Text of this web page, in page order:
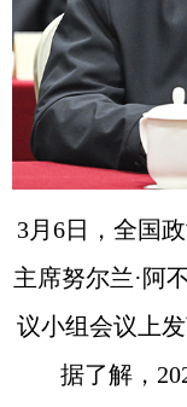
3月6日，全国
主席努尔兰·阿
议小组会议上
据了解，